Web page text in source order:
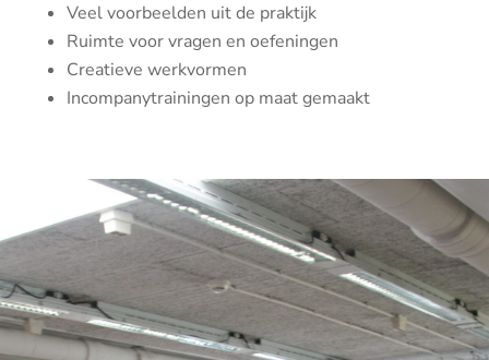
Veel voorbeelden uit de praktijk
Ruimte voor vragen en oefeningen
Creatieve werkvormen
Incompanytrainingen op maat gemaakt